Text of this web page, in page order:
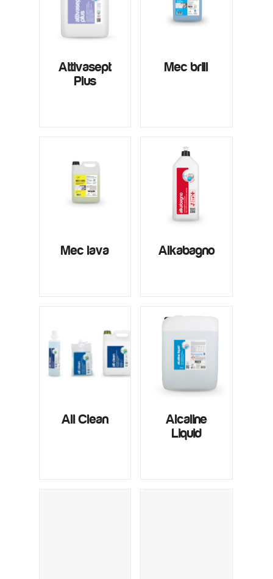
Attivasept
Plus
Mec brill
Mec lava Alkabagno
All Clean
Alcaline
Liquid